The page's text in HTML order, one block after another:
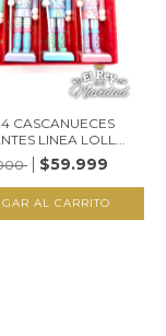
4 CASCANUECES
LINEA LOLL...
$59.999